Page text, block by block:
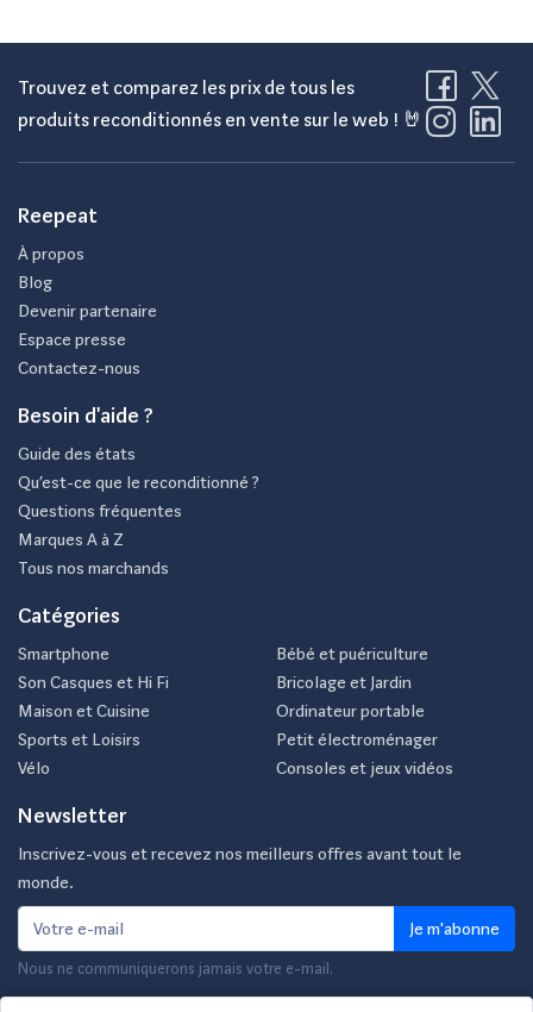
Trouvez et comparez les prix de tous les
produits reconditionnés en vente sur le web ! 🤘
Reepeat
À propos
Blog
Devenir partenaire
Espace presse
Contactez-nous
Besoin d'aide ?
Guide des états
Qu’est-ce que le reconditionné ?
Questions fréquentes
Marques A à Z
Tous nos marchands
Catégories
Smartphone
Son Casques et Hi Fi
Maison et Cuisine
Sports et Loisirs
Vélo
Bébé et puériculture
Bricolage et Jardin
Ordinateur portable
Petit électroménager
Consoles et jeux vidéos
Newsletter
Inscrivez-vous et recevez nos meilleurs offres avant tout le
monde.
Je m'abonne
Nous ne communiquerons jamais votre e-mail.